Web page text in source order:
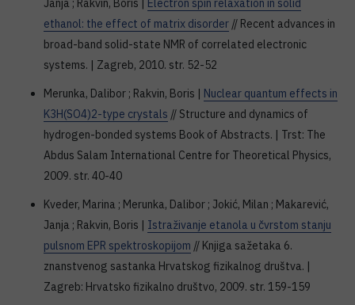
Janja ; Rakvin, Boris | Electron spin relaxation in solid
ethanol: the effect of matrix disorder // Recent advances in
broad-band solid-state NMR of correlated electronic
systems. | Zagreb, 2010. str. 52-52
Merunka, Dalibor ; Rakvin, Boris | Nuclear quantum effects in
K3H(SO4)2-type crystals // Structure and dynamics of
hydrogen-bonded systems Book of Abstracts. | Trst: The
Abdus Salam International Centre for Theoretical Physics,
2009. str. 40-40
Kveder, Marina ; Merunka, Dalibor ; Jokić, Milan ; Makarević,
Janja ; Rakvin, Boris | Istraživanje etanola u čvrstom stanju
pulsnom EPR spektroskopijom // Knjiga sažetaka 6.
znanstvenog sastanka Hrvatskog fizikalnog društva. |
Zagreb: Hrvatsko fizikalno društvo, 2009. str. 159-159